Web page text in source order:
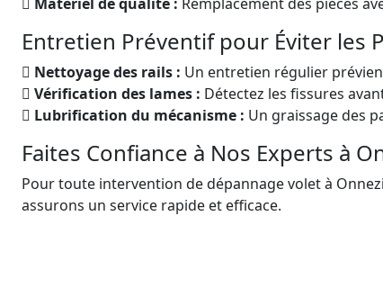
Entretien Préventif pour Éviter les
Nettoyage des rails : Un entretien régulier
Vérification des lames : Détectez les fissures
Lubrification du mécanisme : Un graissage des
Faites Confiance à Nos Experts à
Pour toute intervention de dépannage volet à
assurons un service rapide et efficace.